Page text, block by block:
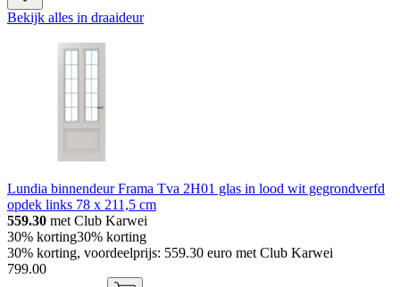
Bekijk alles in draaideur
Lundia binnendeur Frama Tva 2H01 glas in lood wit gegrondverfd
opdek links 78 x 211,5 cm
559.30 met Club Karwei
30% korting30% korting
30% korting, voordeelprijs: 559.30 euro met Club Karwei
799.00